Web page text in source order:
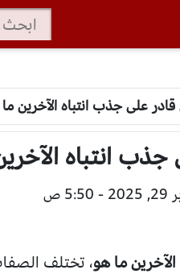
على جذب انتباه الآخرين
انتباه
الآخرين ما هو، تختلف